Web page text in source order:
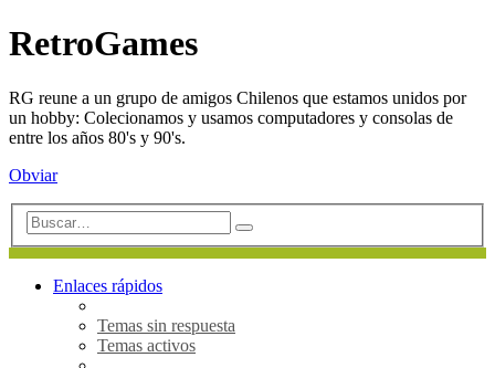
RetroGames
RG reune a un grupo de amigos Chilenos que estamos unidos por
un hobby: Colecionamos y usamos computadores y consolas de
entre los años 80's y 90's.
Obviar
Buscar
Enlaces rápidos
Temas sin respuesta
Temas activos